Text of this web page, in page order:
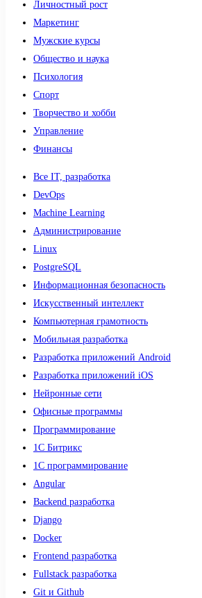
Личностный рост
Маркетинг
Мужские курсы
Общество и наука
Психология
Спорт
Творчество и хобби
Управление
Финансы
Все IT, разработка
DevOps
Machine Learning
Администрирование
Linux
PostgreSQL
Информационная безопасность
Искусственный интеллект
Компьютерная грамотность
Мобильная разработка
Разработка приложений Android
Разработка приложений iOS
Нейронные сети
Офисные программы
Программирование
1С Битрикс
1С программирование
Angular
Backend разработка
Django
Docker
Frontend разработка
Fullstack разработка
Git и Github